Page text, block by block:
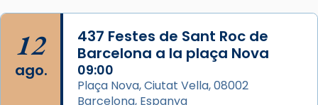
Mataró en reivindicarà les relíq
Foto
View on Facebook · Share
12
ago.
437 Festes de Sant Roc de
Barcelona a la plaça Nova
09:00
Plaça Nova, Ciutat Vella, 08002
Barcelona, Espanya